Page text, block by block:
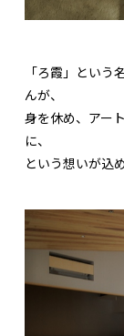
「ろ霞」とい
んが、
身を休め、アー
に、
という想いが込